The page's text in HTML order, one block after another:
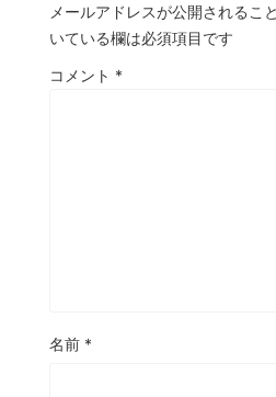
メールアドレスが公開されるこ
いている欄は必須項目です
コメント *
名前 *